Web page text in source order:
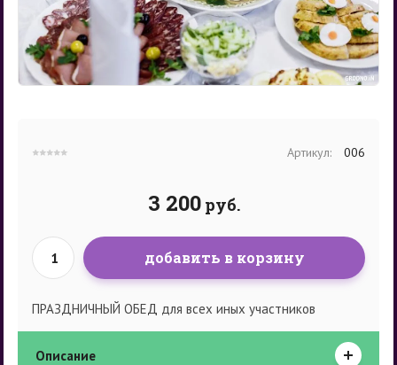
Артикул: 006
3 200 руб.
добавить в корзину
ПРАЗДНИЧНЫЙ ОБЕД для всех иных участников
Описание